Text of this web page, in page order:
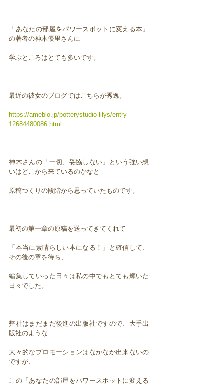
「あなたの部屋をパワースポットに変える本」
の著者の神木優里さんに
学ぶところはとても多いです。
最近の彼女のブログではこちらが秀逸。
https://ameblo.jp/potterystudio-lilys/entry-
12684480086.html
神木さんの「一切、妥協しない」という強い想
いはどこから来ているのかなと
原稿つくりの段階から思っていたものです。
最初の第一章の原稿を送ってきてくれて
「本当に素晴らしい本になる！」と確信して、
その後の章を待ち、
編集していった日々は私の中でもとても輝いた
日々でした。
弊社はまだまだ後進の出版社ですので、大手出
版社のような
大々的なプロモーションはなかなか出来ないの
ですが、
この「あなたの部屋をパワースポットに変える